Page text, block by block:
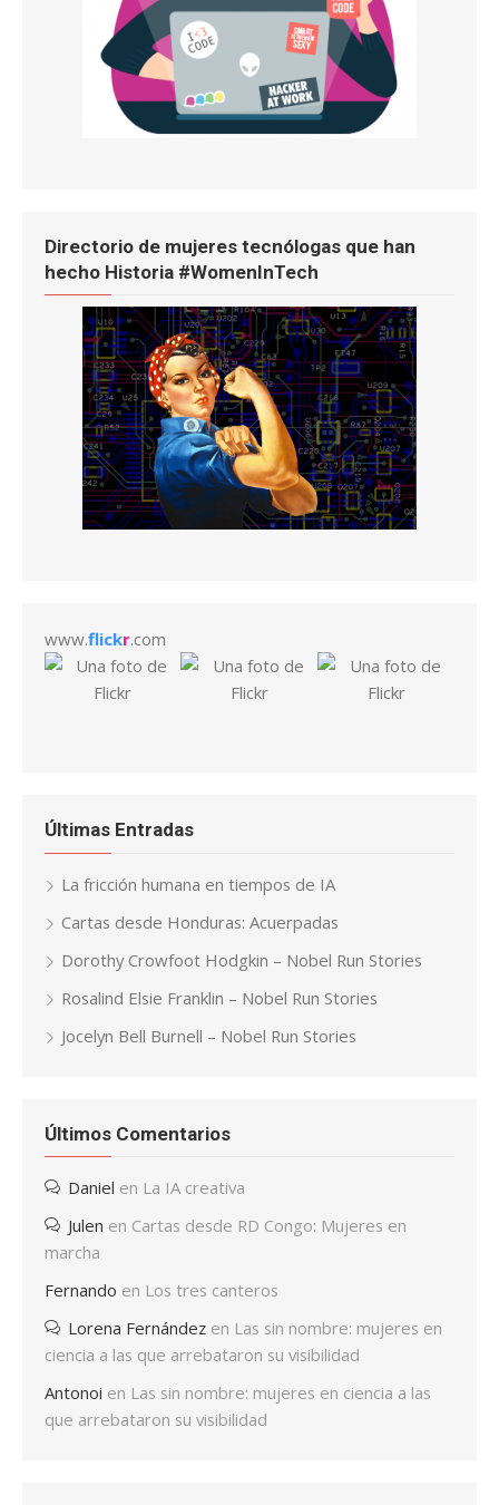
Directorio de mujeres tecnólogas que han
hecho Historia #WomenInTech
www.flickr.com
Últimas Entradas
La fricción humana en tiempos de IA
Cartas desde Honduras: Acuerpadas
Dorothy Crowfoot Hodgkin – Nobel Run Stories
Rosalind Elsie Franklin – Nobel Run Stories
Jocelyn Bell Burnell – Nobel Run Stories
Últimos Comentarios
Daniel en La IA creativa
Julen en Cartas desde RD Congo: Mujeres en
marcha
Fernando en Los tres canteros
Lorena Fernández en Las sin nombre: mujeres en
ciencia a las que arrebataron su visibilidad
Antonoi en Las sin nombre: mujeres en ciencia a las
que arrebataron su visibilidad